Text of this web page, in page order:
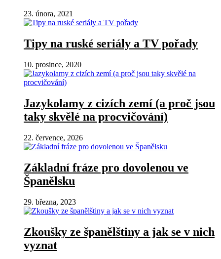
23. února, 2021
Tipy na ruské seriály a TV pořady
10. prosince, 2020
Jazykolamy z cizích zemí (a proč jsou
taky skvělé na procvičování)
22. července, 2026
Základní fráze pro dovolenou ve
Španělsku
29. března, 2023
Zkoušky ze španělštiny a jak se v nich
vyznat